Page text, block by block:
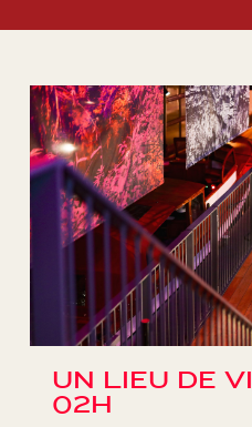
UN LIEU DE
02H